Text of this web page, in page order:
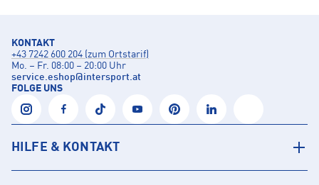
KONTAKT
+43 7242 600 204 (zum Ortstarif)
Mo. – Fr. 08:00 – 20:00 Uhr
service.eshop@intersport.at
FOLGE UNS
HILFE & KONTAKT